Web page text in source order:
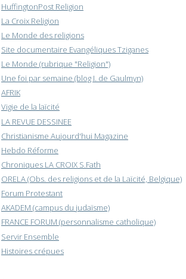
HuffingtonPost Religion
La Croix Religion
Le Monde des religions
Site documentaire Evangéliques Tziganes
Le Monde (rubrique "Religion")
Une foi par semaine (blog I. de Gaulmyn)
AFRIK
Vigie de la laïcité
LA REVUE DESSINEE
Christianisme Aujourd'hui Magazine
Hebdo Réforme
Chroniques LA CROIX S.Fath
ORELA (Obs. des religions et de la Laïcité, Belgique)
Forum Protestant
AKADEM (campus du judaïsme)
FRANCE FORUM (personnalisme catholique)
Servir Ensemble
Histoires crépues